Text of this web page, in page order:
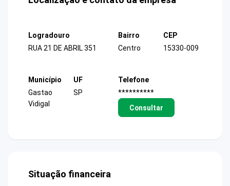
Logradouro
RUA 21 DE ABRIL 351
Bairro
Centro
CEP
15330-009
Município
Gastao
Vidigal
UF
SP
Telefone
**********
Consultar
Situação financeira